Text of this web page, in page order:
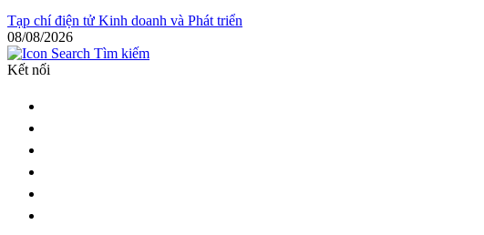
Tạp chí điện tử Kinh doanh và Phát triển
08/08/2026
Tìm kiếm
Kết nối